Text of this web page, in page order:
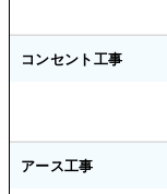
コンセント工事
アース工事